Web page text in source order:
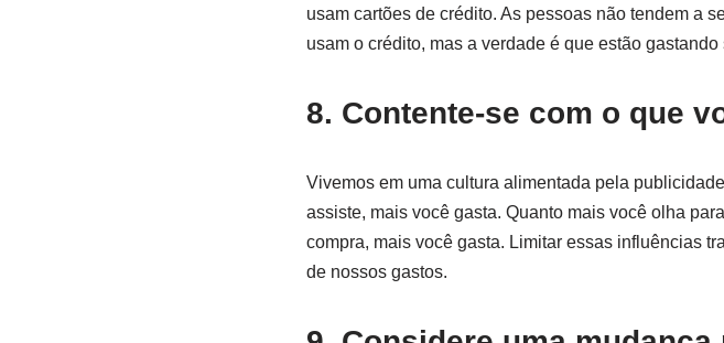
usam cartões de crédito. As pessoas não tendem a
usam o crédito, mas a verdade é que estão
8. Contente-se com o que
Vivemos em uma cultura alimentada pela
assiste, mais você gasta. Quanto mais você olha
compra, mais você gasta. Limitar essas influências
de nossos gastos.